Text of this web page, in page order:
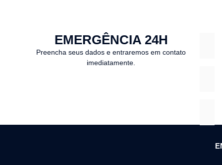
EMERGÊNCIA 24H
Preencha seus dados e entraremos em contato
imediatamente.